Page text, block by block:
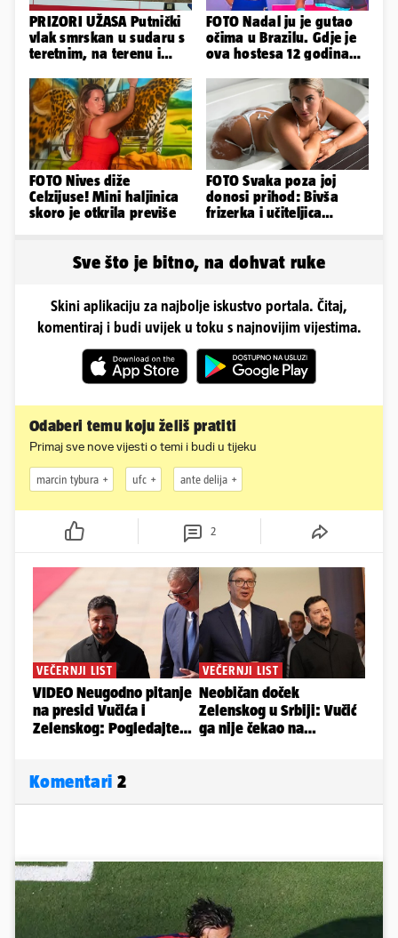
PRIZORI UŽASA Putnički
vlak smrskan u sudaru s
teretnim, na terenu i
FOTO Nadal ju je gutao
očima u Brazilu. Gdje je
ova hostesa 12 godina
FOTO Nives diže
Celzijuse! Mini haljinica
skoro je otkrila previše
FOTO Svaka poza joj
donosi prihod: Bivša
frizerka i učiteljica
Sve što je bitno, na dohvat ruke
Skini aplikaciju za najbolje iskustvo portala. Čitaj,
komentiraj i budi uvijek u toku s najnovijim vijestima.
Odaberi temu koju želiš pratiti
Primaj sve nove vijesti o temi i budi u tijeku
marcin tybura ufc ante delija
2
Komentari 2